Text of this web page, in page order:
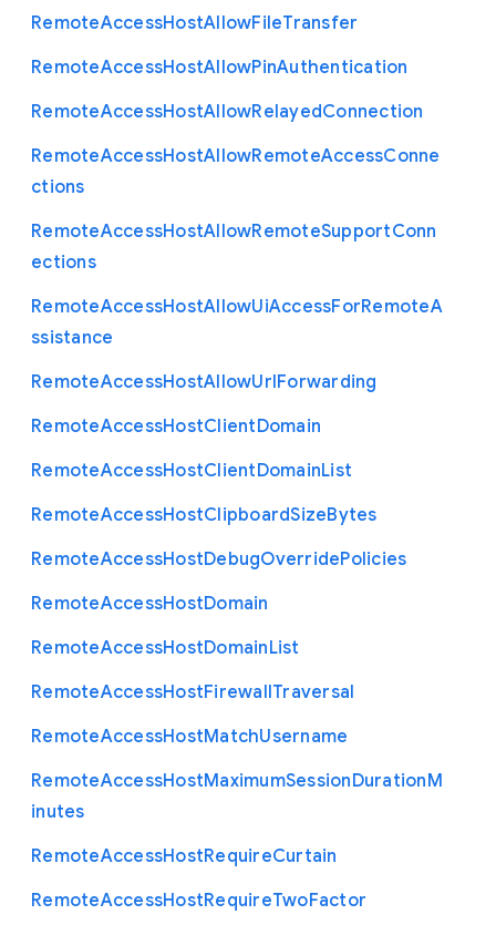
RemoteAccessHostAllowFileTransfer
RemoteAccessHostAllowPinAuthentication
RemoteAccessHostAllowRelayedConnection
RemoteAccessHostAllowRemoteAccessConne
ctions
RemoteAccessHostAllowRemoteSupportConn
ections
RemoteAccessHostAllowUiAccessForRemoteA
ssistance
RemoteAccessHostAllowUrlForwarding
RemoteAccessHostClientDomain
RemoteAccessHostClientDomainList
RemoteAccessHostClipboardSizeBytes
RemoteAccessHostDebugOverridePolicies
RemoteAccessHostDomain
RemoteAccessHostDomainList
RemoteAccessHostFirewallTraversal
RemoteAccessHostMatchUsername
RemoteAccessHostMaximumSessionDurationM
inutes
RemoteAccessHostRequireCurtain
RemoteAccessHostRequireTwoFactor